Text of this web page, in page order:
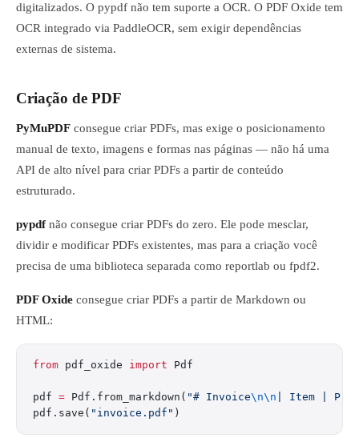
digitalizados. O pypdf não tem suporte a OCR. O PDF Oxide tem
OCR integrado via PaddleOCR, sem exigir dependências
externas de sistema.
Criação de PDF
PyMuPDF consegue criar PDFs, mas exige o posicionamento
manual de texto, imagens e formas nas páginas — não há uma
API de alto nível para criar PDFs a partir de conteúdo
estruturado.
pypdfnão consegue criar PDFs do zero. Ele pode mesclar,
dividir e modificar PDFs existentes, mas para a criação você
precisa de uma biblioteca separada como reportlab ou fpdf2.
PDF Oxide consegue criar PDFs a partir de Markdown ou
HTML:
from pdf_oxide import Pdf
pdf = Pdf.from_markdown( "# Invoice\n\n | Item |
pdf.save( "invoice.pdf" )